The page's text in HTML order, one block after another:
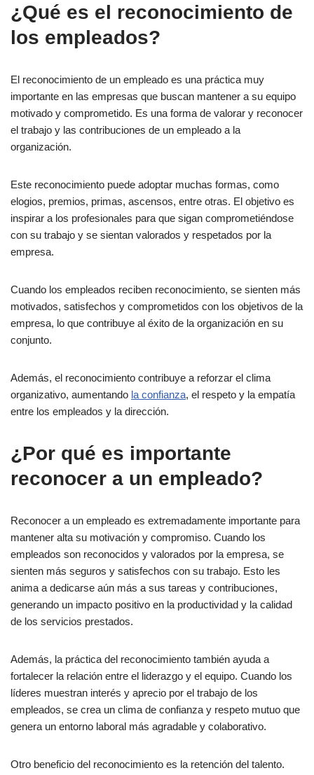
3. Dirigir un proyecto o un equipo
4. Bonificaciones
6. Incentivos a largo plazo
7. Incentivos a corto plazo
8. Flexibilidad en los horarios de trabajo
9. Acceso a los dirigentes
¿Cuáles son las ventajas de un programa de reconocimiento
de empleados?
FAQs
Otras referencias:
¿Qué es el reconocimiento de
los empleados?
El reconocimiento de un empleado es una práctica muy
importante en las empresas que buscan mantener a su equipo
motivado y comprometido. Es una forma de valorar y reconocer
el trabajo y las contribuciones de un empleado a la
organización.
Este reconocimiento puede adoptar muchas formas, como
elogios, premios, primas, ascensos, entre otras. El objetivo es
inspirar a los profesionales para que sigan comprometiéndose
con su trabajo y se sientan valorados y respetados por la
empresa.
Cuando los empleados reciben reconocimiento, se sienten más
motivados, satisfechos y comprometidos con los objetivos de la
empresa, lo que contribuye al éxito de la organización en su
conjunto.
Además, el reconocimiento contribuye a reforzar el clima
organizativo, aumentando la confianza, el respeto y la empatía
entre los empleados y la dirección.
¿Por qué es importante
reconocer a un empleado?
Reconocer a un empleado es extremadamente importante para
mantener alta su motivación y compromiso. Cuando los
empleados son reconocidos y valorados por la empresa, se
sienten más seguros y satisfechos con su trabajo. Esto les
anima a dedicarse aún más a sus tareas y contribuciones,
generando un impacto positivo en la productividad y la calidad
de los servicios prestados.
Además, la práctica del reconocimiento también ayuda a
fortalecer la relación entre el liderazgo y el equipo. Cuando los
líderes muestran interés y aprecio por el trabajo de los
empleados, se crea un clima de confianza y respeto mutuo que
genera un entorno laboral más agradable y colaborativo.
Otro beneficio del reconocimiento es la retención del talento.